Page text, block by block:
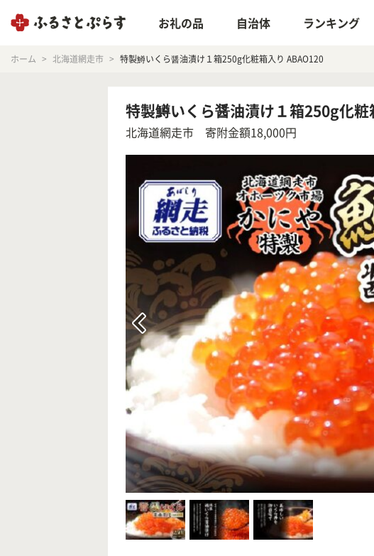
お礼の品 自治体 ランキング
ホーム 北海道網走市 特製鱒いくら醤油漬け１箱250g化粧箱入り ABAO120
特製鱒いくら醤油漬け１箱250g化
北海道網走市 寄附金額18,000円